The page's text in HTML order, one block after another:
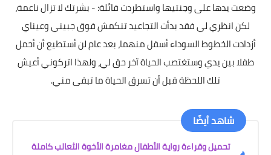
وضعت يدها على وجنتيها واستطردت قائلة: - بشرتك لا تزال ناعمة،
لكن انظري لي فقد بدأت التجاعيد تنكمش فوق جبيني وعيناي
أزدادت الخطوط السوداء أسفل منهما، بعد عام لن أستطيع أن أحمل
طفلا بين يدي وستغتصب الحياة آخر حق لي، ولهذا اتركوني أعيش
تلك اللحظة قبل أن تسرق الحياة ما تبقى مني.
شاهد أيضًا
تحميل وقراءة رواية الأطفال مغامرة الأخوة الثعالب كاملة